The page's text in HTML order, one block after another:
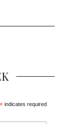
*indicates required